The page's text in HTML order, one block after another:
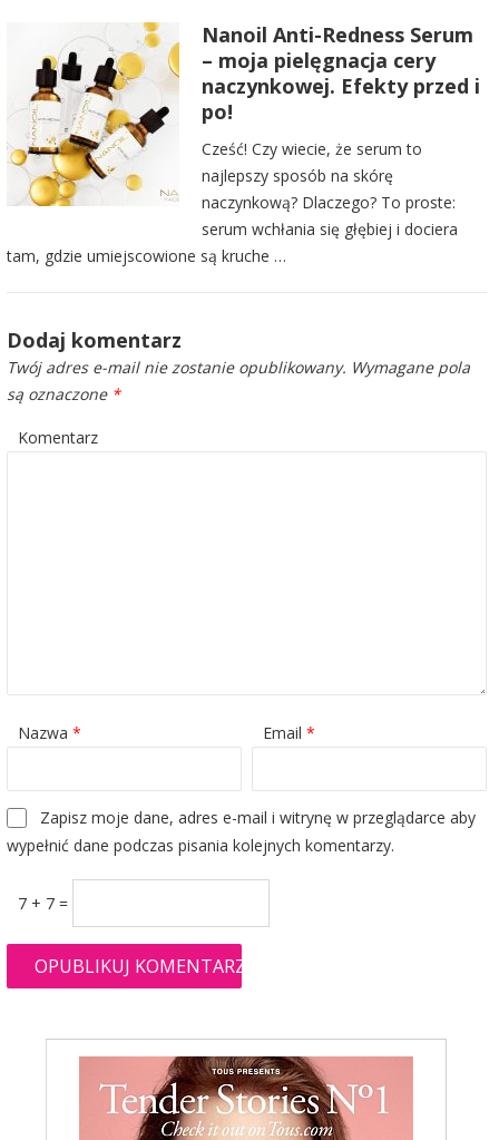
Nanoil Anti-Redness Serum
– moja pielęgnacja cery
naczynkowej. Efekty przed i
po!
Cześć! Czy wiecie, że serum to
najlepszy sposób na skórę
naczynkową? Dlaczego? To proste:
serum wchłania się głębiej i dociera
tam, gdzie umiejscowione są kruche …
Dodaj komentarz
Twój adres e-mail nie zostanie opublikowany. Wymagane pola
są oznaczone *
Komentarz
Nazwa* Email *
Zapisz moje dane, adres e-mail i witrynę w przeglądarce aby
wypełnić dane podczas pisania kolejnych komentarzy.
7 + 7 =